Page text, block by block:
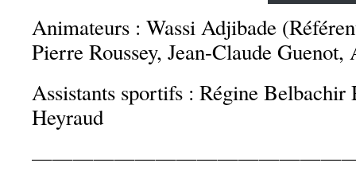
Animateurs : Wassi Adjibade
Pierre Roussey, Jean-Claude
Assistants sportifs : Régine Belbachir
Heyraud